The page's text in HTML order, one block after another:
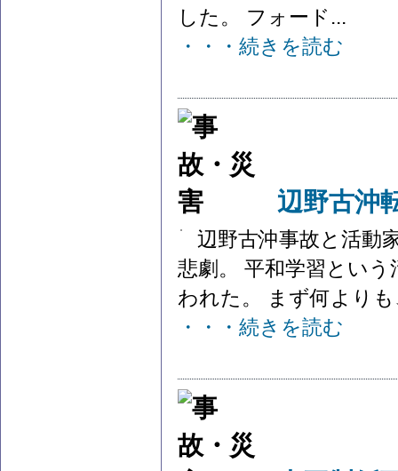
した。 フォード...
・・・続きを読む
辺野古沖
辺野古沖事故と活動
悲劇。 平和学習とい
われた。 まず何より
・・・続きを読む